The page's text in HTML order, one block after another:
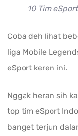
10 Tim
Coba deh lihat
liga Mobile
eSport keren ini.
Nggak heran sih
top tim eSport
banget terjun